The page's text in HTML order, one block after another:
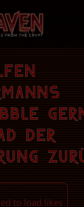
der